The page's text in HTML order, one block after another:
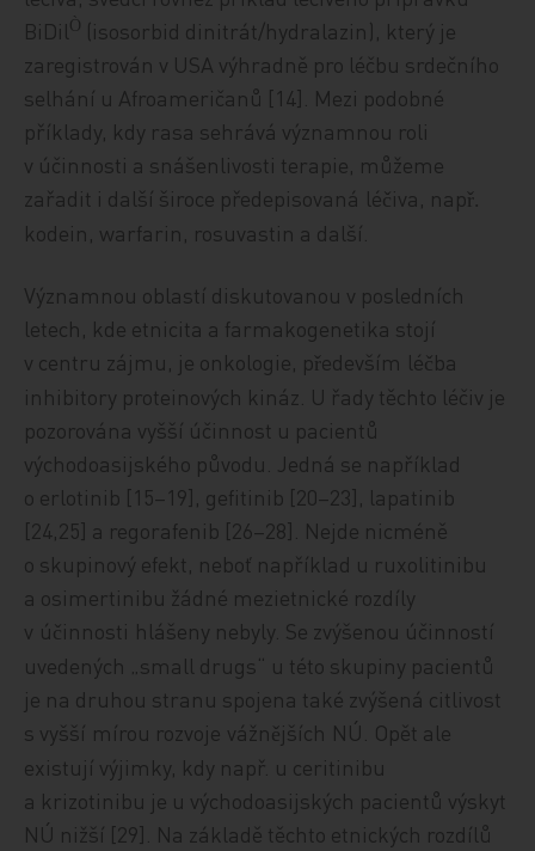
BiDil Ò (isosorbid dinitrát/hydralazin), který je
zaregistrován v USA výhradně pro léčbu srdečního
selhání u Afroameričanů [14]. Mezi podobné
příklady, kdy rasa sehrává významnou roli
v účinnosti a snášenlivosti terapie, můžeme
zařadit i další široce předepisovaná léč iva, např.
kodein, warfarin , rosuvastin a další
Významnou oblastí diskutovanou v posledních
letech, kde etnicita a farmakogenetika stojí
v centru zájmu, je onkologie, především léč ba
inhibitory proteinových kináz. U řady těchto léčiv je
pozorována vyšší účinnost u pacientů
východoasijského původu. Jedná se například
o erlotinib [15–19], gefitinib [20–23], lapatinib
[24,25] a regorafenib [26–28]. Nejde nicméně
o skupinový efekt, neboť například u ruxolitinibu
a osimertinibu žádné mezietnické rozdíly
v úč innosti hlášeny nebyly. Se zvýšenou účinností
uvedených „small drugs“ u této skupiny pacientů
je na druhou stranu spojena také zvýšená citlivost
s vyšší mírou rozvoje vážnějších NÚ. Opět ale
existují výjimky, kdy např. u ceritinibu
a krizotinibu je u východoasijských pacientů výskyt
NÚ nižší [29]. Na základě těchto etnických rozdílů